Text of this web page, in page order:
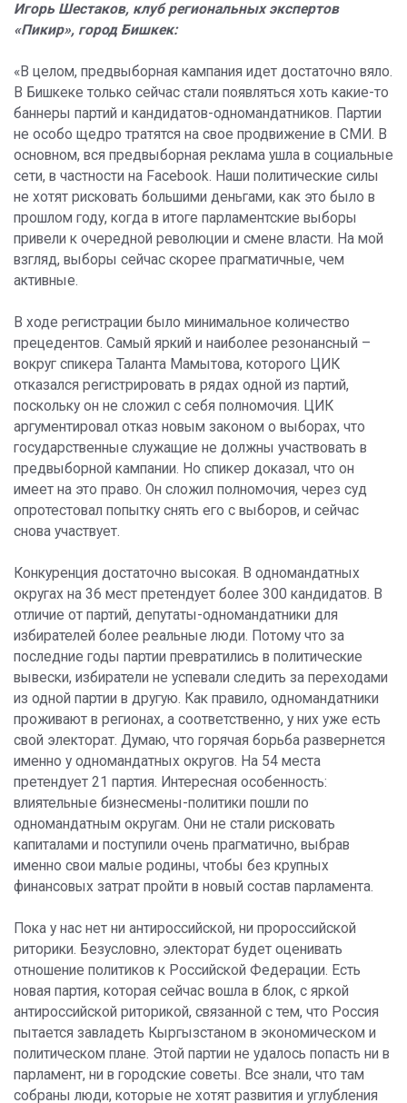
Игорь Шестаков, клуб региональных экспертов
«Пикир», город Бишкек:
«В целом, предвыборная кампания идет достаточно вяло.
В Бишкеке только сейчас стали появляться хоть какие-то
баннеры партий и кандидатов-одномандатников. Партии
не особо щедро тратятся на свое продвижение в СМИ. В
основном, вся предвыборная реклама ушла в социальные
сети, в частности на Facebook. Наши политические силы
не хотят рисковать большими деньгами, как это было в
прошлом году, когда в итоге парламентские выборы
привели к очередной революции и смене власти. На мой
взгляд, выборы сейчас скорее прагматичные, чем
активные.
В ходе регистрации было минимальное количество
прецедентов. Самый яркий и наиболее резонансный –
вокруг спикера Таланта Мамытова, которого ЦИК
отказался регистрировать в рядах одной из партий,
поскольку он не сложил с себя полномочия. ЦИК
аргументировал отказ новым законом о выборах, что
государственные служащие не должны участвовать в
предвыборной кампании. Но спикер доказал, что он
имеет на это право. Он сложил полномочия, через суд
опротестовал попытку снять его с выборов, и сейчас
снова участвует.
Конкуренция достаточно высокая. В одномандатных
округах на 36 мест претендует более 300 кандидатов. В
отличие от партий, депутаты-одномандатники для
избирателей более реальные люди. Потому что за
последние годы партии превратились в политические
вывески, избиратели не успевали следить за переходами
из одной партии в другую. Как правило, одномандатники
проживают в регионах, а соответственно, у них уже есть
свой электорат. Думаю, что горячая борьба развернется
именно у одномандатных округов. На 54 места
претендует 21 партия. Интересная особенность:
влиятельные бизнесмены-политики пошли по
одномандатным округам. Они не стали рисковать
капиталами и поступили очень прагматично, выбрав
именно свои малые родины, чтобы без крупных
финансовых затрат пройти в новый состав парламента.
Пока у нас нет ни антироссийской, ни пророссийской
риторики. Безусловно, электорат будет оценивать
отношение политиков к Российской Федерации. Есть
новая партия, которая сейчас вошла в блок, с яркой
антироссийской риторикой, связанной с тем, что Россия
пытается завладеть Кыргызстаном в экономическом и
политическом плане. Этой партии не удалось попасть ни в
парламент, ни в городские советы. Все знали, что там
собраны люди, которые не хотят развития и углубления